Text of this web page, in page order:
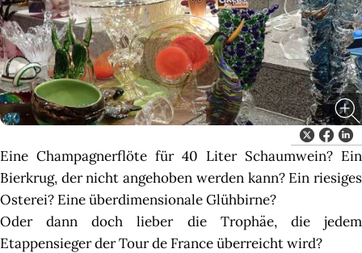
Eine Champagnerflöte für 40 Liter Schaumwein? Ein
Bierkrug, der nicht angehoben werden kann? Ein riesiges
Osterei? Eine überdimensionale Glühbirne?
Oder dann doch lieber die Trophäe, die jedem
Etappensieger der Tour de France überreicht wird?